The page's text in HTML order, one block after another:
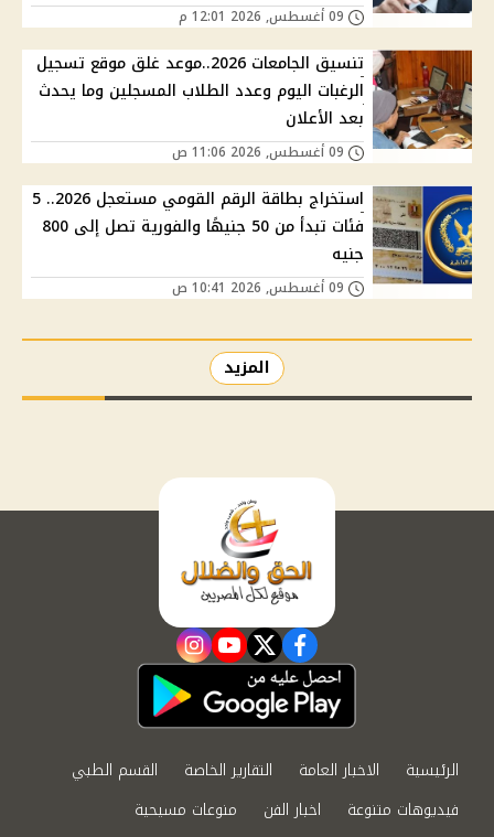
تنسيق الجامعات 2026..موعد غلق موقع تسجيل
الرغبات اليوم وعدد الطلاب المسجلين وما يحدث
بعد الأعلان
استخراج بطاقة الرقم القومي مستعجل 2026.. 5
فئات تبدأ من 50 جنيهًا والفورية تصل إلى 800
جنيه
المزيد
facebook
twitter
youtube
instagram
الرئيسية الاخبار العامة التقارير الخاصة
القسم الطبي
فيديوهات متنوعة
اخبار الفن
منوعات مسيحية